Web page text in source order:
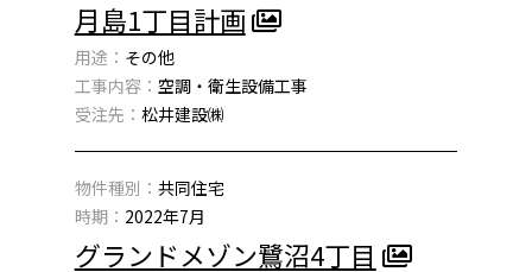
月島1丁目計画
用途： その他
工事内容： 空調・衛生設備工事
受注先： 松井建設㈱
物件種別： 共同住宅
時期： 2022年7月
グランドメゾン鷺沼4丁目